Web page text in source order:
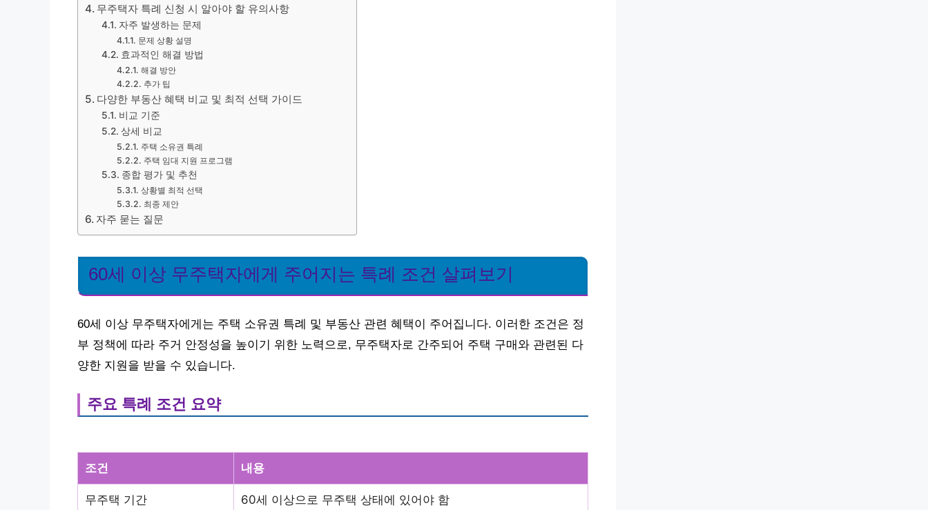
무주택자 특례 신청 시 알아야 할 유의사항
자주 발생하는 문제
문제 상황 설명
효과적인 해결 방법
해결 방안
추가 팁
다양한 부동산 혜택 비교 및 최적 선택 가이드
비교 기준
상세 비교
주택 소유권 특례
주택 임대 지원 프로그램
종합 평가 및 추천
상황별 최적 선택
최종 제안
자주 묻는 질문
60세 이상 무주택자에게 주어지는 특례 조건 살펴보기
60세 이상 무주택자에게는 주택 소유권 특례 및 부동산 관련 혜택이 주어집니다. 이러한 조건은 정
부 정책에 따라 주거 안정성을 높이기 위한 노력으로, 무주택자로 간주되어 주택 구매와 관련된 다
양한 지원을 받을 수 있습니다.
주요 특례 조건 요약
조건 내용
무주택 기간 60세 이상으로 무주택 상태에 있어야 함